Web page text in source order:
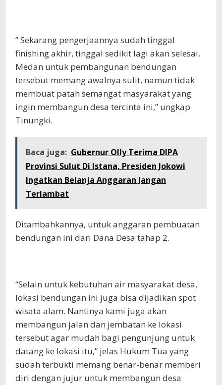
” Sekarang pengerjaannya sudah tinggal
finishing akhir, tinggal sedikit lagi akan selesai.
Medan untuk pembangunan bendungan
tersebut memang awalnya sulit, namun tidak
membuat patah semangat masyarakat yang
ingin membangun desa tercinta ini,” ungkap
Tinungki.
Baca juga: Gubernur Olly Terima DIPA
Provinsi Sulut Di Istana, Presiden Jokowi
Ingatkan Belanja Anggaran Jangan
Terlambat
Ditambahkannya, untuk anggaran pembuatan
bendungan ini dari Dana Desa tahap 2.
“Selain untuk kebutuhan air masyarakat desa,
lokasi bendungan ini juga bisa dijadikan spot
wisata alam. Nantinya kami juga akan
membangun jalan dan jembatan ke lokasi
tersebut agar mudah bagi pengunjung untuk
datang ke lokasi itu,” jelas Hukum Tua yang
sudah terbukti memang benar-benar memberi
diri dengan jujur untuk membangun desa